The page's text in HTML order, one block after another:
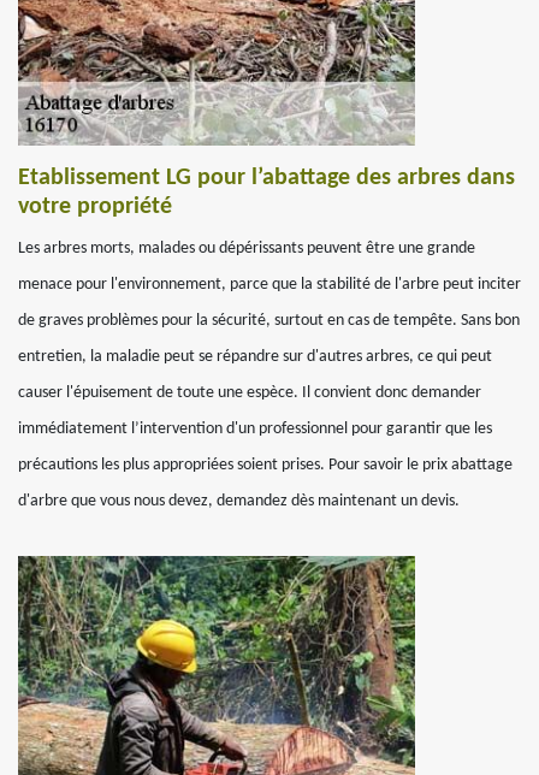
Etablissement LG pour l’abattage des arbres dans
votre propriété
Les arbres morts, malades ou dépérissants peuvent être une grande
menace pour l'environnement, parce que la stabilité de l'arbre peut inciter
de graves problèmes pour la sécurité, surtout en cas de tempête. Sans bon
entretien, la maladie peut se répandre sur d'autres arbres, ce qui peut
causer l'épuisement de toute une espèce. Il convient donc demander
immédiatement l’intervention d'un professionnel pour garantir que les
précautions les plus appropriées soient prises. Pour savoir le prix abattage
d'arbre que vous nous devez, demandez dès maintenant un devis.